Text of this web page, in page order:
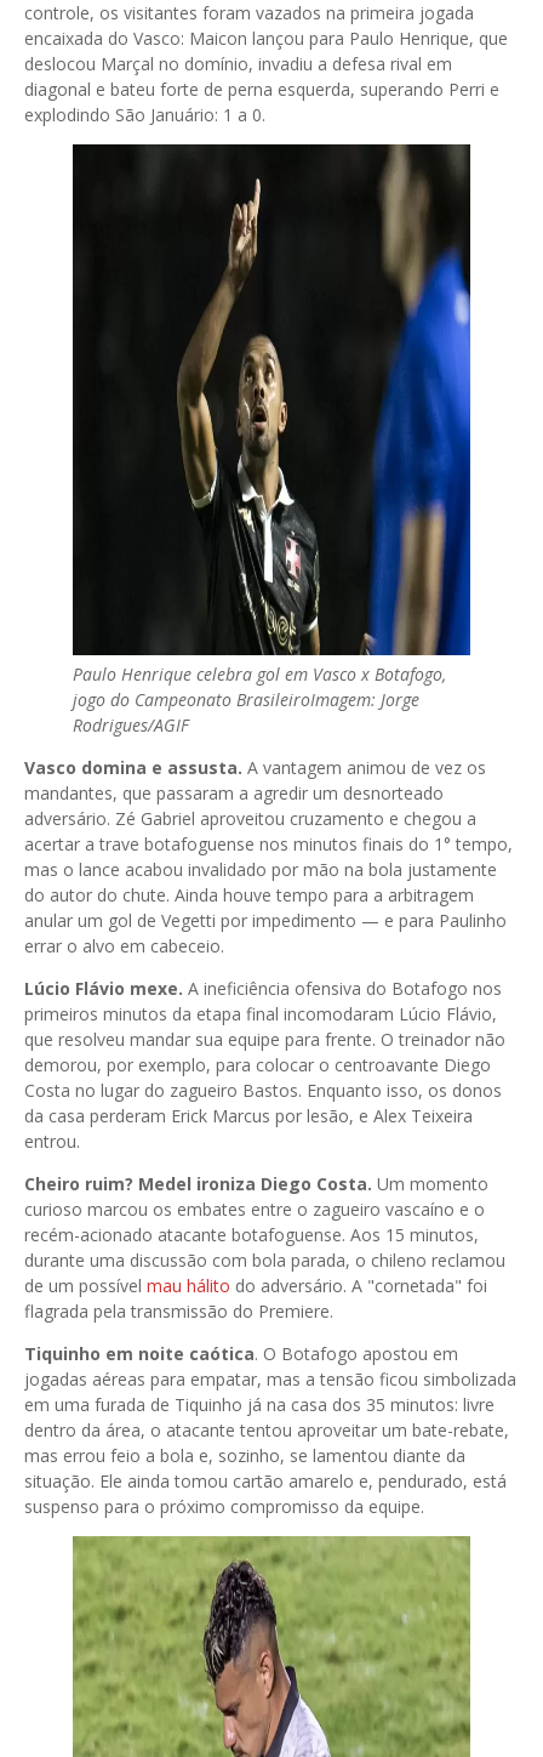
controle, os visitantes foram vazados na primeira jogada
encaixada do Vasco: Maicon lançou para Paulo Henrique, que
deslocou Marçal no domínio, invadiu a defesa rival em
diagonal e bateu forte de perna esquerda, superando Perri e
explodindo São Januário: 1 a 0.
Paulo Henrique celebra gol em Vasco x Botafogo,
jogo do Campeonato BrasileiroImagem: Jorge
Rodrigues/AGIF
Vasco domina e assusta. A vantagem animou de vez os
mandantes, que passaram a agredir um desnorteado
adversário. Zé Gabriel aproveitou cruzamento e chegou a
acertar a trave botafoguense nos minutos finais do 1° tempo,
mas o lance acabou invalidado por mão na bola justamente
do autor do chute. Ainda houve tempo para a arbitragem
anular um gol de Vegetti por impedimento — e para Paulinho
errar o alvo em cabeceio.
Lúcio Flávio mexe. A ineficiência ofensiva do Botafogo nos
primeiros minutos da etapa final incomodaram Lúcio Flávio,
que resolveu mandar sua equipe para frente. O treinador não
demorou, por exemplo, para colocar o centroavante Diego
Costa no lugar do zagueiro Bastos. Enquanto isso, os donos
da casa perderam Erick Marcus por lesão, e Alex Teixeira
entrou.
Cheiro ruim? Medel ironiza Diego Costa. Um momento
curioso marcou os embates entre o zagueiro vascaíno e o
recém-acionado atacante botafoguense. Aos 15 minutos,
durante uma discussão com bola parada, o chileno reclamou
de um possível mau hálito do adversário. A "cornetada" foi
flagrada pela transmissão do Premiere.
Tiquinho em noite caótica. O Botafogo apostou em
jogadas aéreas para empatar, mas a tensão ficou simbolizada
em uma furada de Tiquinho já na casa dos 35 minutos: livre
dentro da área, o atacante tentou aproveitar um bate-rebate,
mas errou feio a bola e, sozinho, se lamentou diante da
situação. Ele ainda tomou cartão amarelo e, pendurado, está
suspenso para o próximo compromisso da equipe.